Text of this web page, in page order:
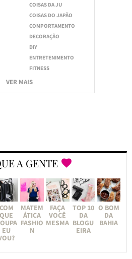
COISAS DA JU
COISAS DO JAPÃO
COMPORTAMENTO
DECORAÇÃO
DIY
ENTRETENIMENTO
FITNESS
VER MAIS
A GENTE
COM
QUE
EU
MATEM
ÁTICA
FASHIO
N
FAÇA
VOCÊ
MESMA
TOP 10
DA
BLOGU
EIRA
O BOM
DA
BAHIA